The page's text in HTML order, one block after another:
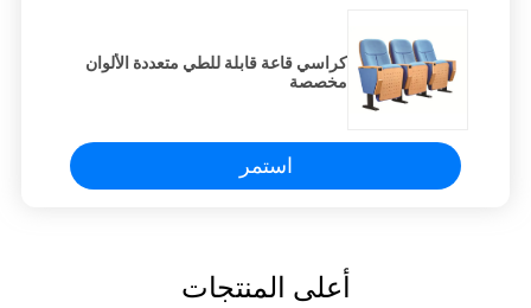
كراسي قاعة قابلة للطي متعددة الألوان
مخصصة
استمر
أعلى المنتجات